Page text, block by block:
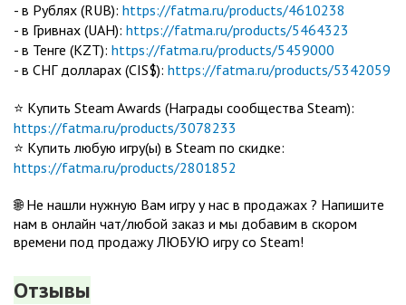
- в Рублях (RUB): https://fatma.ru/products/4610238
- в Гривнах (UAH): https://fatma.ru/products/5464323
- в Тенге (KZT): https://fatma.ru/products/5459000
- в СНГ долларах (CIS$): https://fatma.ru/products/5342059
⭐️ Купить Steam Awards (Награды сообщества Steam):
https://fatma.ru/products/3078233
⭐️ Купить любую игру(ы) в Steam по скидке:
https://fatma.ru/products/2801852
🌐 Не нашли нужную Вам игру у нас в продажах ? Напишите
нам в онлайн чат/любой заказ и мы добавим в скором
времени под продажу ЛЮБУЮ игру со Steam!
Отзывы